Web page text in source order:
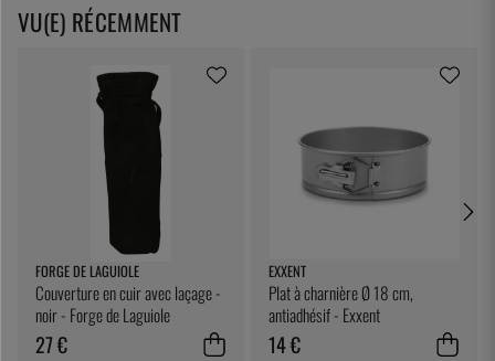
VU(E) RÉCEMMENT
FORGE DE LAGUIOLE
Couverture en cuir avec laçage -
noir - Forge de Laguiole
27 €
EXXENT
Plat à charnière Ø 18 cm,
antiadhésif - Exxent
14 €